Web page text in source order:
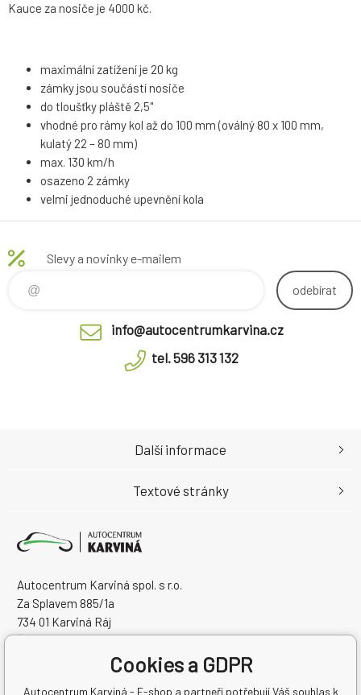
Kauce za nosiče je 4000 kč.
maximální zatížení je 20 kg
zámky jsou součástí nosiče
do tloušťky pláště 2,5"
vhodné pro rámy kol až do 100 mm (oválný 80 x 100 mm,
kulatý 22 – 80 mm)
max. 130 km/h
osazeno 2 zámky
velmi jednoduché upevnění kola
Slevy a novinky e-mailem
odebírat
info@autocentrumkarvina.cz
tel. 596 313 132
Autocentrum Karviná spol. s r.o.
Za Splavem 885/1a
734 01 Karviná Ráj
Česká Republika
Další informace
Textové stránky
Cookies a GDPR
Autocentrum Karviná - E-shop a partneři potřebují Váš souhlas k